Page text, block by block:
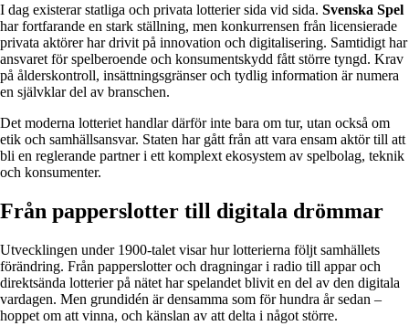
I dag existerar statliga och privata lotterier sida vid sida. Svenska Spel
har fortfarande en stark ställning, men konkurrensen från licensierade
privata aktörer har drivit på innovation och digitalisering. Samtidigt har
ansvaret för spelberoende och konsumentskydd fått större tyngd. Krav
på ålderskontroll, insättningsgränser och tydlig information är numera
en självklar del av branschen.
Det moderna lotteriet handlar därför inte bara om tur, utan också om
etik och samhällsansvar. Staten har gått från att vara ensam aktör till att
bli en reglerande partner i ett komplext ekosystem av spelbolag, teknik
och konsumenter.
Från papperslotter till digitala drömmar
Utvecklingen under 1900-talet visar hur lotterierna följt samhällets
förändring. Från papperslotter och dragningar i radio till appar och
direktsända lotterier på nätet har spelandet blivit en del av den digitala
vardagen. Men grundidén är densamma som för hundra år sedan –
hoppet om att vinna, och känslan av att delta i något större.